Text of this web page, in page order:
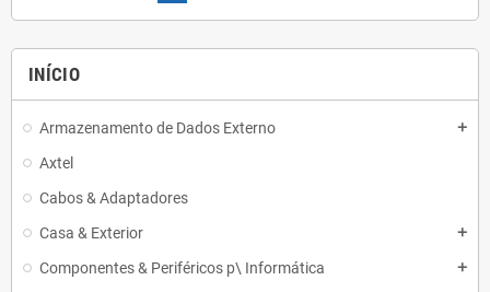
INÍCIO
Armazenamento de Dados Externo add
Axtel
Cabos & Adaptadores
Casa & Exterior
add
Componentes & Periféricos p\ Informática add